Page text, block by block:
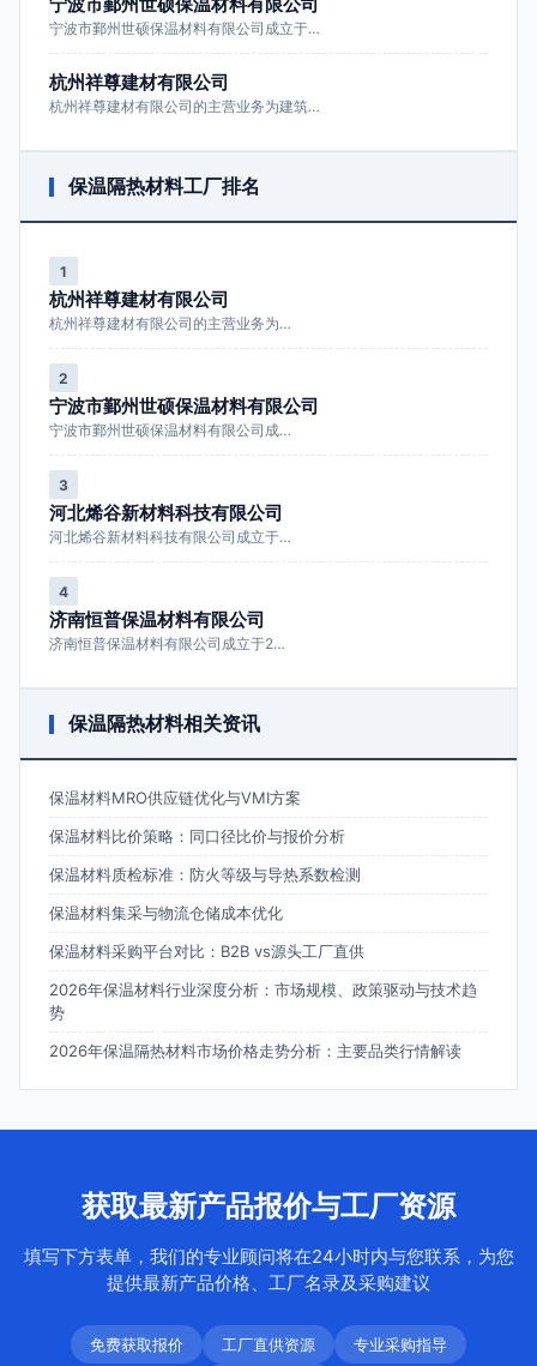
宁波市鄞州世硕保温材料有限公司成立于…
杭州祥尊建材有限公司
杭州祥尊建材有限公司的主营业务为建筑…
保温隔热材料工厂排名
1
杭州祥尊建材有限公司
杭州祥尊建材有限公司的主营业务为…
2
宁波市鄞州世硕保温材料有限公司
宁波市鄞州世硕保温材料有限公司成…
3
河北烯谷新材料科技有限公司
河北烯谷新材料科技有限公司成立于…
4
济南恒普保温材料有限公司
济南恒普保温材料有限公司成立于2…
保温隔热材料相关资讯
保温材料MRO供应链优化与VMI方案
保温材料比价策略：同口径比价与报价分析
保温材料质检标准：防火等级与导热系数检测
保温材料集采与物流仓储成本优化
保温材料采购平台对比：B2B vs源头工厂直供
2026年保温材料行业深度分析：市场规模、政策驱动与技术趋
势
2026年保温隔热材料市场价格走势分析：主要品类行情解读
获取最新产品报价与工厂资源
填写下方表单，我们的专业顾问将在24小时内与您联系，为您
提供最新产品价格、工厂名录及采购建议
免费获取报价 工厂直供资源
专业采购指导